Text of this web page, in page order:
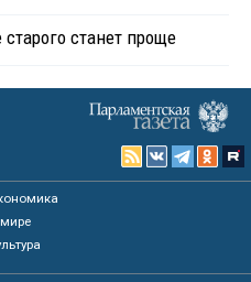
станет проще